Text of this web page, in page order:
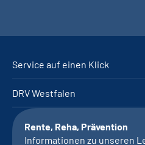
Service auf einen Klick
DRV Westfalen
Rente, Reha, Prävention
Informationen zu unseren